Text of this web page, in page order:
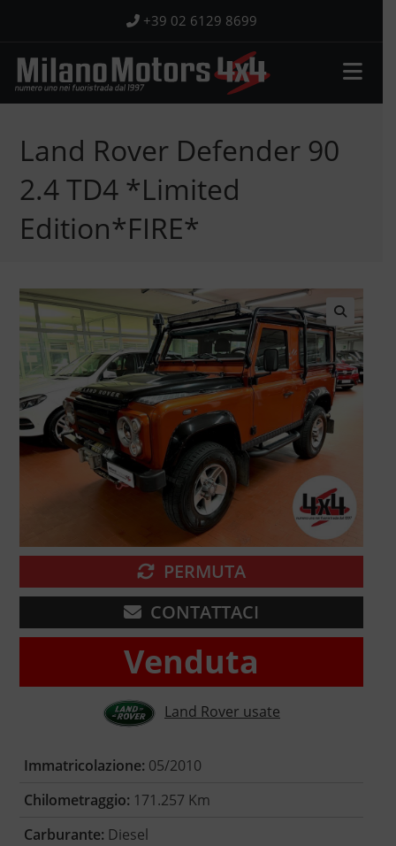
contenuto
+39 02 6129 8699
Land Rover Defender 90
2.4 TD4 *Limited
Edition*FIRE*
🔍
PERMUTA
CONTATTACI
Venduta
Land Rover usate
Immatricolazione: 05/2010
Chilometraggio: 171.257 Km
Carburante: Diesel